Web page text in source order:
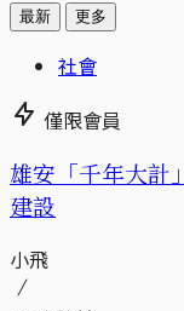
最新 更多
社會
僅限會員
雄安「千年大計
建設
小飛